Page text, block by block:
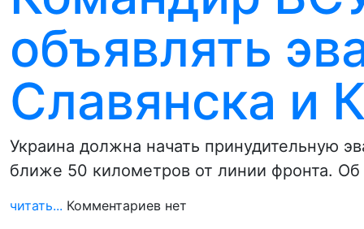
объявлять
Славянска и
Украина должна начать принудительную
ближе 50 километров от линии фронта.
читать... Комментариев нет